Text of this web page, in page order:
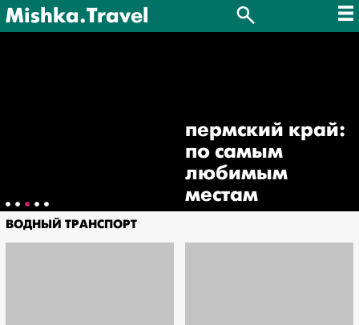
Mishka.Travel
пермский край:
по самым
любимым
местам
ВОДНЫЙ ТРАНСПОРТ